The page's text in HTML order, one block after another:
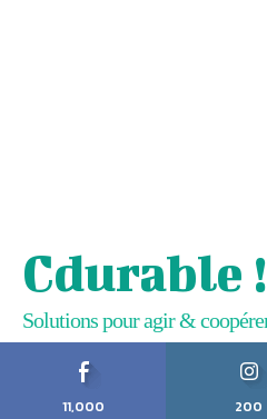
Cdurable !
Solutions pour agir &
11,000
200